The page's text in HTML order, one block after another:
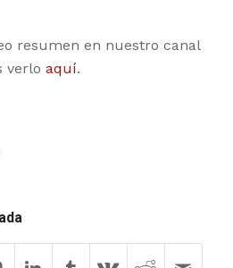
resumen en nuestro canal
verlo aquí.